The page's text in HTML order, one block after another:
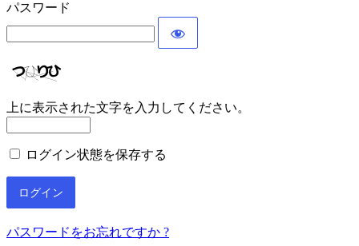
パスワード
上に表示された文字を入力してください。
ログイン状態を保存する
パスワードをお忘れですか ?